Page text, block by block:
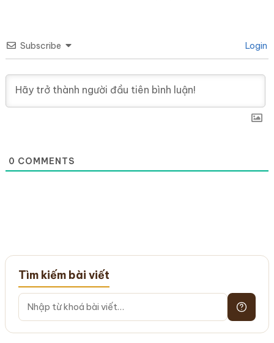
Subscribe Login
0 COMMENTS
Tìm kiếm bài viết